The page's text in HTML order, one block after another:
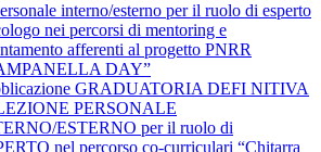
interno/esterno per il ruolo di esperto
nei percorsi di mentoring e
afferenti al progetto PNRR
DAY”
GRADUATORIA DEFI NITIVA
PERSONALE
ESTERNO per il ruolo di
nel percorso co-curriculari “Chitarra